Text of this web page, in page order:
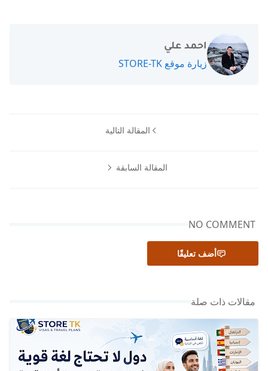
احمد علي
زيارة موقع STORE-TK
المقالة التالية
المقالة السابقة
NO COMMENT
أضف تعليقًا
مقالات ذات صلة